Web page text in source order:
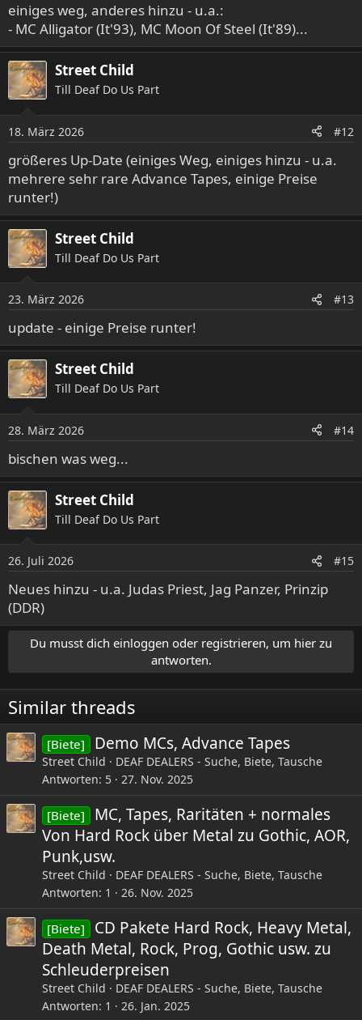
einiges weg, anderes hinzu - u.a.:
- MC Alligator (It'93), MC Moon Of Steel (It'89)...
Street Child
Till Deaf Do Us Part
18. März 2026 #12
größeres Up-Date (einiges Weg, einiges hinzu - u.a.
mehrere sehr rare Advance Tapes, einige Preise
runter!)
Street Child
Till Deaf Do Us Part
23. März 2026 #13
update - einige Preise runter!
Street Child
Till Deaf Do Us Part
28. März 2026 #14
bischen was weg...
Street Child
Till Deaf Do Us Part
26. Juli 2026 #15
Neues hinzu - u.a. Judas Priest, Jag Panzer, Prinzip
(DDR)
Du musst dich einloggen oder registrieren, um hier zu
antworten.
Similar threads
[Biete] Demo MCs, Advance Tapes
Street Child
DEAF DEALERS - Suche, Biete, Tausche
Antworten 5 27. Nov. 2025
[Biete]
MC, Tapes, Raritäten + normales
Von Hard Rock über Metal zu Gothic, AOR,
Punk,usw.
Street Child
DEAF DEALERS - Suche, Biete, Tausche
Antworten 1 26. Nov. 2025
[Biete]
CD Pakete Hard Rock, Heavy Metal,
Death Metal, Rock, Prog, Gothic usw. zu
Schleuderpreisen
Street Child
DEAF DEALERS - Suche, Biete, Tausche
Antworten 1 26. Jan. 2025